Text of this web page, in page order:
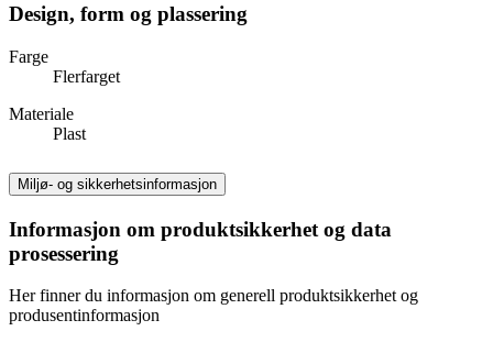
Design, form og plassering
Farge
Flerfarget
Materiale
Plast
Miljø- og sikkerhetsinformasjon
Informasjon om produktsikkerhet og data
prosessering
Her finner du informasjon om generell produktsikkerhet og
produsentinformasjon